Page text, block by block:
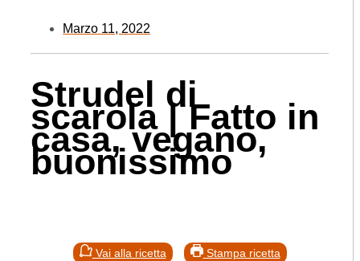
Marzo 11, 2022
Strudel di
scarola | Fatto in
casa, vegano,
buonissimo
Vai alla ricetta Stampa ricetta